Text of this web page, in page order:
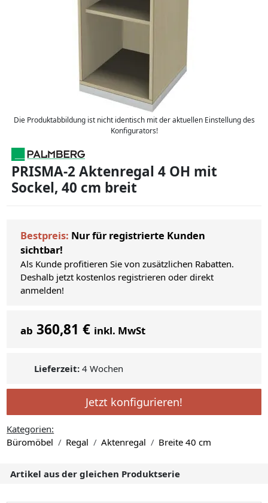
Die Produktabbildung ist nicht identisch mit der aktuellen Einstellung des
Konfigurators!
PRISMA-2 Aktenregal 4 OH mit
Sockel, 40 cm breit
Bestpreis: Nur für registrierte Kunden
sichtbar!
Als Kunde profitieren Sie von zusätzlichen Rabatten.
Deshalb jetzt kostenlos registrieren oder direkt
anmelden!
ab 360,81 € inkl. MwSt
Lieferzeit: 4 Wochen
Jetzt konfigurieren!
Kategorien:
Büromöbel
Regal Aktenregal Breite 40 cm
Artikel aus der gleichen Produktserie